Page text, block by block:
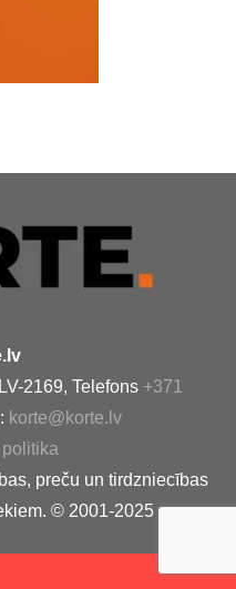
2169, Telefons +371
korte@korte.lv
preču un tirdzniecības
© 2001-2025